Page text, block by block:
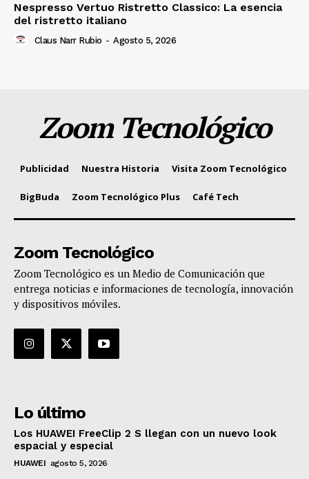
Nespresso Vertuo Ristretto Classico: La esencia
del ristretto italiano
Claus Narr Rubio - Agosto 5, 2026
Zoom Tecnológico
Publicidad Nuestra Historia Visita Zoom Tecnológico
BigBuda Zoom Tecnológico Plus Café Tech
Zoom Tecnológico
Zoom Tecnológico es un Medio de Comunicación que
entrega noticias e informaciones de tecnología, innovación
y dispositivos móviles.
Lo último
Los HUAWEI FreeClip 2 S llegan con un nuevo look
espacial y especial
HUAWEI agosto 5, 2026